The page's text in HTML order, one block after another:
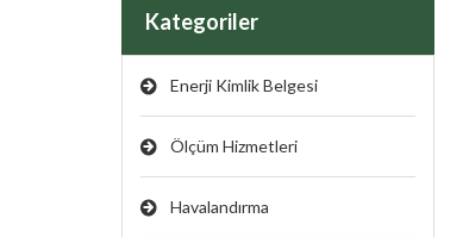
Kategoriler
Enerji Kimlik Belgesi
Ölçüm Hizmetleri
Havalandırma